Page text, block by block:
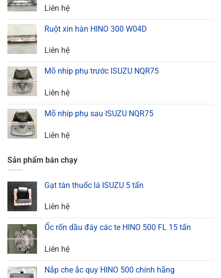
Liên hệ
Ruột xin hàn HINO 300 W04D
Liên hệ
Mõ nhíp phụ trước ISUZU NQR75
Liên hệ
Mõ nhíp phụ sau ISUZU NQR75
Liên hệ
Sản phẩm bán chạy
Gạt tàn thuốc lá ISUZU 5 tấn
Liên hệ
Ốc rốn dầu đáy các te HINO 500 FL 15 tấn
Liên hệ
Nắp che ắc quy HINO 500 chính hãng